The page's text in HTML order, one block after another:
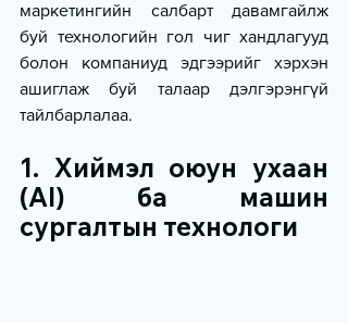
маркетингийн салбарт давамгайлж
буй технологийн гол чиг хандлагууд
болон компаниуд эдгээрийг хэрхэн
ашиглаж буй талаар дэлгэрэнгүй
тайлбарлалаа.
1. Хиймэл оюун ухаан
(AI) ба машин
сургалтын технологи